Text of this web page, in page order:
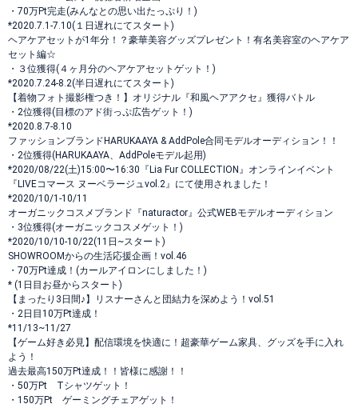
・70万Pt完走(みんなとの思い出たっぷり！)
*2020.7.1-7.10(１日遅れにてスタート)
ヘアケアセットが1年分！？豪華美容グッズプレゼント！有名美容室のヘアケア
セット編☆
・３位獲得(４ヶ月分のヘアケアセットゲット！)
*2020.7.24-8.2(半日遅れにてスタート)
【着物フォト撮影権つき！】オリジナル『和風ヘアアクセ』獲得バトル
・2位獲得(目標のアド街っぷ広告ゲット！)
*2020.8.7-8.10
ファッションブランドHARUKAAYA & AddPole合同モデルオーディション！！
・2位獲得(HARUKAAYA、AddPoleモデル起用)
*2020/08/22(土)15:00〜16:30『Lia Fur COLLECTION』オンラインイベント
『LIVEコマース ヌーベラージュvol.2』にて使用されました！
*2020/10/1-10/11
オーガニックコスメブランド『naturactor』公式WEBモデルオーディション
・3位獲得(オーガニックコスメゲット！)
*2020/10/10-10/22(11日~スタート)
SHOWROOMからの生活応援企画！vol.46
・70万Pt達成！(カールアイロンにしました！)
* (1日目お昼からスタート)
【まったり3日間♪】リスナーさんと団結力を深めよう！vol.51
・2日目10万Pt達成！
*11/13~11/27
【ゲーム好き必見】配信環境を快適に！超豪華ゲーム家具、グッズを手に入れ
よう！
過去最高150万Pt達成！！皆様に感謝！！
・50万Pt Tシャツゲット！
・150万Pt ゲーミングチェアゲット！